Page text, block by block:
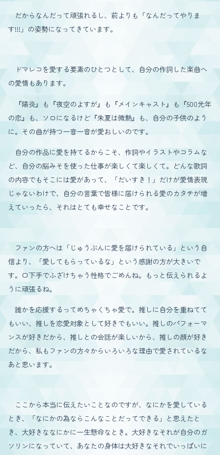
だからなんだって頑張れるし、前よりも「なんだってやりま
す!!!」の姿勢になってきています。
ドマレコを愛する要素のひとつとして、自分の作詞した楽曲へ
の愛情もあります。
『陽炎』も『夜空のよすが』も『メインキャスト』も『500光年
の恋』も、ソロになるけど『朱夏は微熱』も、自分の子供のよう
に。その曲が持つ一音一音が愛おしいのです。
自分の作品に愛を持てるからこそ、作詞やイラストやコラムな
ど、自分の脳みそを使った仕事が楽しくて楽しくて。どんな歌詞
の内容でもそこには愛があって、「だいすき！」だけが愛情表現
じゃないわけで、自分の言葉で皆様に届けられる愛のカタチが増
えていったら、それはとても幸せなことです。
ファンの方へは「じゅうぶんに愛を届けられている」という自
信より、「愛してもらっているな」という感謝の方が大きいで
す。口下手でふざけちゃう性格でごめんね。もっと伝えられるよ
うに頑張るね。
誰かを応援するってめちゃくちゃ愛で。推しに自分を重ねてて
もいい、推しを恋愛対象として好きでもいい。推しのパフォーマ
ンスが好きだから、推しとの会話が楽しいから、推しの顔が好き
だから、私もファンの方々からいろいろな理由で愛されているな
あと思います。
ここから本当に伝えたいことなのですが、なにかを愛している
とき、「なにかの為ならこんなことだってできる」と思えたと
き、大好きななにかに一生懸命なとき。大好きなそれが自分のガ
ソリンになっていて、あなたの身体は大好きなそれでいっぱいに